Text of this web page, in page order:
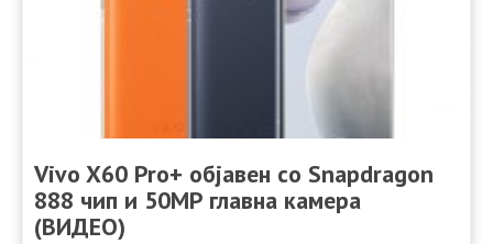
Vivo X60 Pro+ објавен со Snapdragon
888 чип и 50MP главна камера
(ВИДЕО)